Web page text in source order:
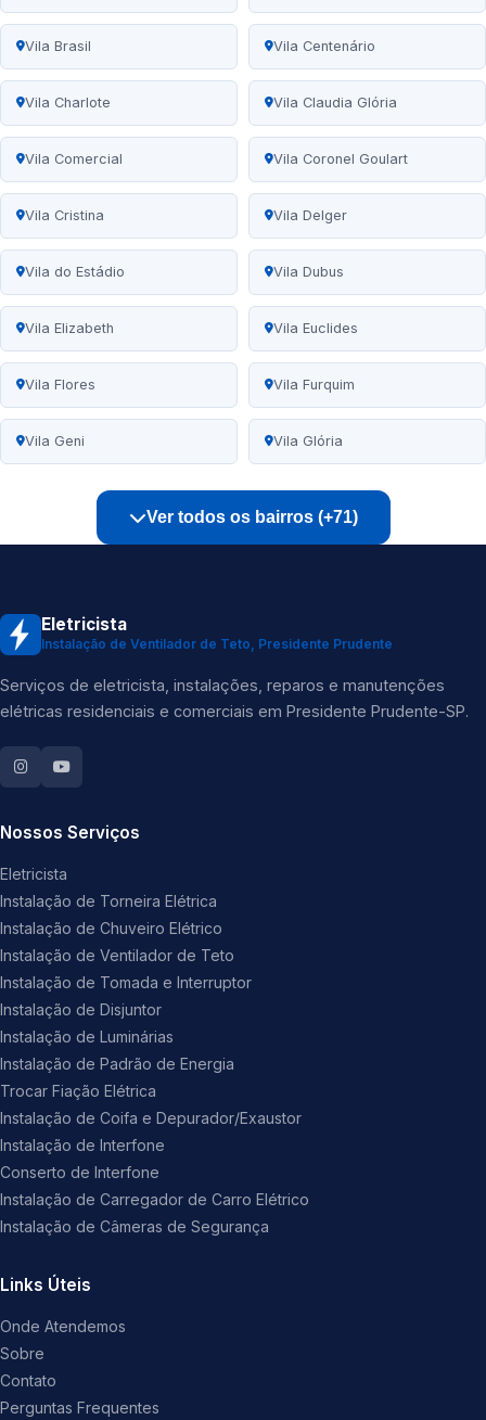
Vila Brasil Vila Centenário
Vila Charlote Vila Claudia Glória
Vila Comercial Vila Coronel Goulart
Vila Cristina Vila Delger
Vila do Estádio Vila Dubus
Vila Elizabeth Vila Euclides
Vila Flores Vila Furquim
Vila Geni Vila Glória
Ver todos os bairros (+71)
Eletricista
Instalação de Ventilador de Teto, Presidente Prudente
Serviços de eletricista, instalações, reparos e manutenções
elétricas residenciais e comerciais em Presidente Prudente-SP.
Nossos Serviços
Eletricista
Instalação de Torneira Elétrica
Instalação de Chuveiro Elétrico
Instalação de Ventilador de Teto
Instalação de Tomada e Interruptor
Instalação de Disjuntor
Instalação de Luminárias
Instalação de Padrão de Energia
Trocar Fiação Elétrica
Instalação de Coifa e Depurador/Exaustor
Instalação de Interfone
Conserto de Interfone
Instalação de Carregador de Carro Elétrico
Instalação de Câmeras de Segurança
Links Úteis
Onde Atendemos
Sobre
Contato
Perguntas Frequentes